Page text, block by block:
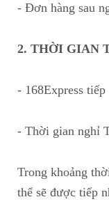
- Đơn hàng sau
2. THỜI GIAN
- 168Express
- Thời gian nghỉ
Trong khoảng
thể sẽ được tiếp